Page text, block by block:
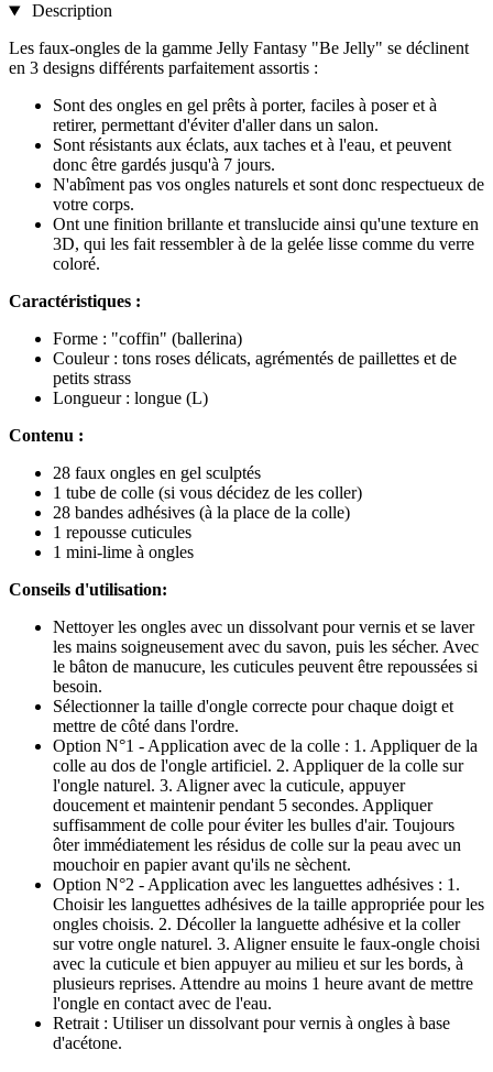
Description
Les faux-ongles de la gamme Jelly Fantasy "Be Jelly" se déclinent
en 3 designs différents parfaitement assortis :
Sont des ongles en gel prêts à porter, faciles à poser et à
retirer, permettant d'éviter d'aller dans un salon.
Sont résistants aux éclats, aux taches et à l'eau, et peuvent
donc être gardés jusqu'à 7 jours.
N'abîment pas vos ongles naturels et sont donc respectueux de
votre corps.
Ont une finition brillante et translucide ainsi qu'une texture en
3D, qui les fait ressembler à de la gelée lisse comme du verre
coloré.
Caractéristiques :
Forme : "coffin" (ballerina)
Couleur : tons roses délicats, agrémentés de paillettes et de
petits strass
Longueur : longue (L)
Contenu :
28 faux ongles en gel sculptés
1 tube de colle (si vous décidez de les coller)
28 bandes adhésives (à la place de la colle)
1 repousse cuticules
1 mini-lime à ongles
Conseils d'utilisation:
Nettoyer les ongles avec un dissolvant pour vernis et se laver
les mains soigneusement avec du savon, puis les sécher. Avec
le bâton de manucure, les cuticules peuvent être repoussées si
besoin.
Sélectionner la taille d'ongle correcte pour chaque doigt et
mettre de côté dans l'ordre.
Option N°1 - Application avec de la colle : 1. Appliquer de la
colle au dos de l'ongle artificiel. 2. Appliquer de la colle sur
l'ongle naturel. 3. Aligner avec la cuticule, appuyer
doucement et maintenir pendant 5 secondes. Appliquer
suffisamment de colle pour éviter les bulles d'air. Toujours
ôter immédiatement les résidus de colle sur la peau avec un
mouchoir en papier avant qu'ils ne sèchent.
Option N°2 - Application avec les languettes adhésives : 1.
Choisir les languettes adhésives de la taille appropriée pour les
ongles choisis. 2. Décoller la languette adhésive et la coller
sur votre ongle naturel. 3. Aligner ensuite le faux-ongle choisi
avec la cuticule et bien appuyer au milieu et sur les bords, à
plusieurs reprises. Attendre au moins 1 heure avant de mettre
l'ongle en contact avec de l'eau.
Retrait : Utiliser un dissolvant pour vernis à ongles à base
d'acétone.